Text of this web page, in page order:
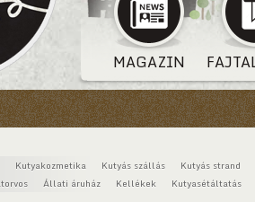
MAGAZIN
Kutyakozmetika Kutyás szállás
Kutyás strand
Állati áruház Kellékek Kutyasétáltatás